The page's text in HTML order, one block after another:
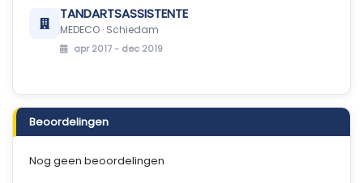
TANDARTSASSISTENTE
MEDECO · Schiedam
apr 2017 - dec 2019
Beoordelingen
Nog geen beoordelingen